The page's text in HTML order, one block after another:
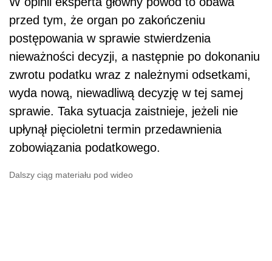
przed tym, że organ po zakończeniu
postępowania w sprawie stwierdzenia
nieważności decyzji, a następnie po dokonaniu
zwrotu podatku wraz z należnymi odsetkami,
wyda nową, niewadliwą decyzję w tej samej
sprawie. Taka sytuacja zaistnieje, jeżeli nie
upłynął pięcioletni termin przedawnienia
zobowiązania podatkowego.
Dalszy ciąg materiału pod wideo